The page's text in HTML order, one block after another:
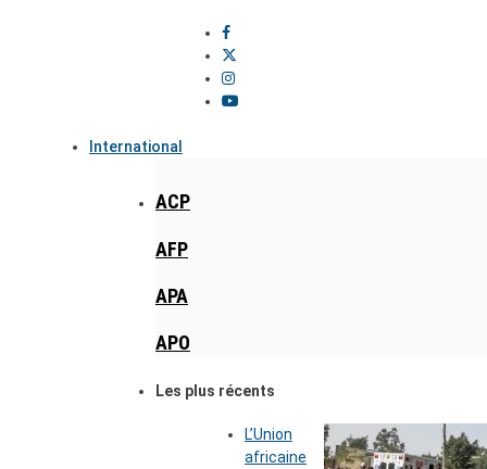
International
ACP
AFP
APA
APO
Les plus récents
L’Union
africaine